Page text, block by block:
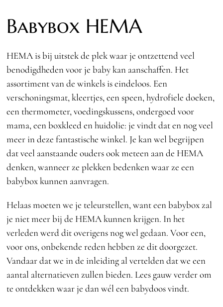
Babybox HEMA
HEMA is bij uitstek de plek waar je ontzettend veel
benodigdheden voor je baby kan aanschaffen. Het
assortiment van de winkels is eindeloos. Een
verschoningsmat, kleertjes, een speen, hydrofiele doeken,
een thermometer, voedingskussens, ondergoed voor
mama, een boxkleed en huidolie: je vindt dat en nog veel
meer in deze fantastische winkel. Je kan wel begrijpen
dat veel aanstaande ouders ook meteen aan de HEMA
denken, wanneer ze plekken bedenken waar ze een
babybox kunnen aanvragen.
Helaas moeten we je teleurstellen, want een babybox zal
je niet meer bij de HEMA kunnen krijgen. In het
verleden werd dit overigens nog wel gedaan. Voor een,
voor ons, onbekende reden hebben ze dit doorgezet.
Vandaar dat we in de inleiding al vertelden dat we een
aantal alternatieven zullen bieden. Lees gauw verder om
te ontdekken waar je dan wél een babydoos vindt.